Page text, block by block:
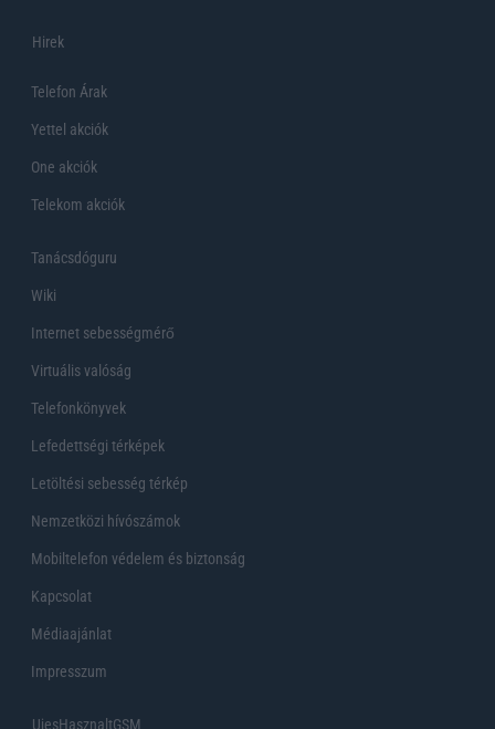
Hirek
Telefon Árak
Yettel akciók
One akciók
Telekom akciók
Tanácsdóguru
Wiki
Internet sebességmérő
Virtuális valóság
Telefonkönyvek
Lefedettségi térképek
Letöltési sebesség térkép
Nemzetközi hívószámok
Mobiltelefon védelem és biztonság
Kapcsolat
Médiaajánlat
Impresszum
UjesHasznaltGSM